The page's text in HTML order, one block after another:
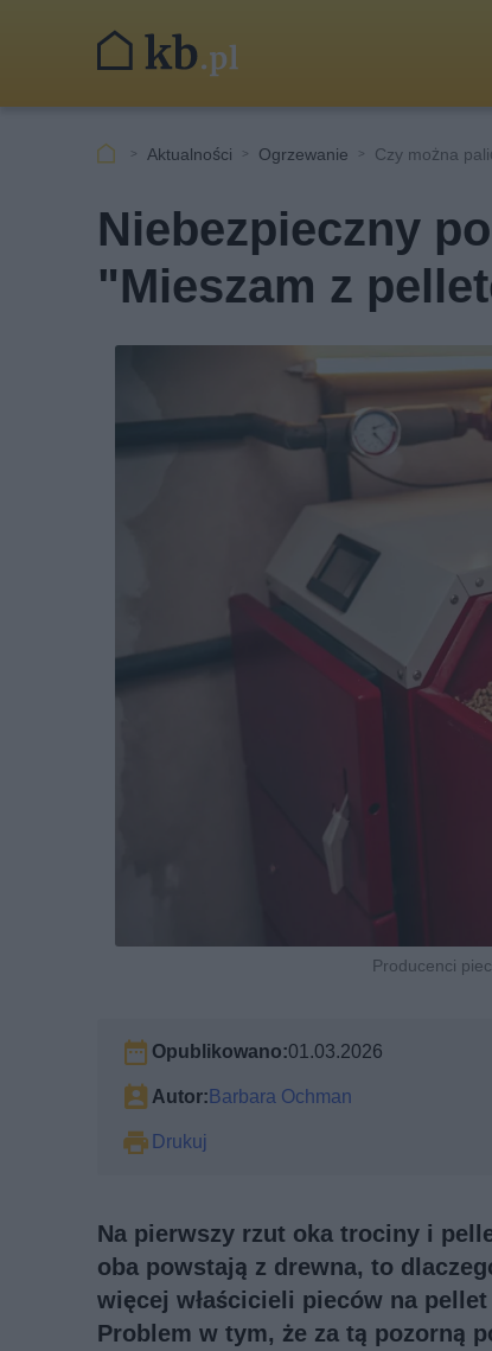
Aktualności Ogrzewanie Czy można
Niebezpieczny
"Mieszam z
Producenci
Opublikowano:01.03.2026
Autor: Barbara Ochman
Drukuj
Na pierwszy rzut oka trociny i
oba powstają z drewna, to
więcej właścicieli pieców na
Problem w tym, że za tą pozorną